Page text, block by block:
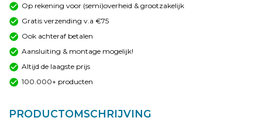
Op rekening voor (semi)overheid & grootzakelijk
Gratis verzending v.a €75
Ook achteraf betalen
Aansluiting & montage mogelijk!
Altijd de laagste prijs
100.000+ producten
PRODUCTOMSCHRIJVING